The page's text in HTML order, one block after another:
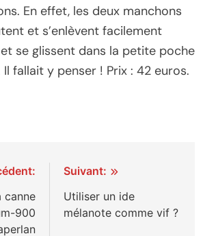
En effet, les deux manchons
et s’enlèvent facilement
se glissent dans la petite poche
fallait y penser ! Prix : 42 euros.
canne
900
Suivant:
Utiliser un ide
mélanote comme vif ?